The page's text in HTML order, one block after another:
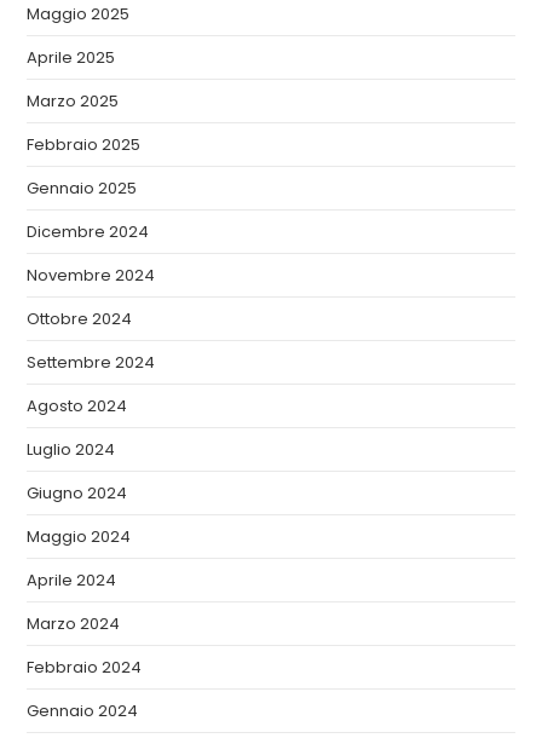
Maggio 2025
Aprile 2025
Marzo 2025
Febbraio 2025
Gennaio 2025
Dicembre 2024
Novembre 2024
Ottobre 2024
Settembre 2024
Agosto 2024
Luglio 2024
Giugno 2024
Maggio 2024
Aprile 2024
Marzo 2024
Febbraio 2024
Gennaio 2024